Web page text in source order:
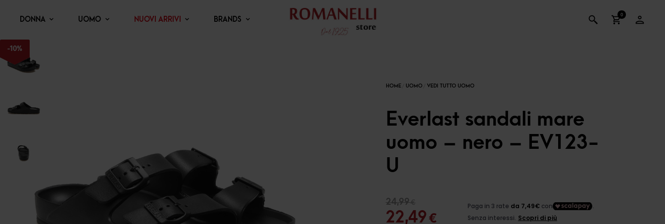
DONNA UOMO NUOVI ARRIVI BRANDS
0
-10%
Everlast sandali mare
uomo – nero – EV123-
U
24,99€
prezzo
22,49€